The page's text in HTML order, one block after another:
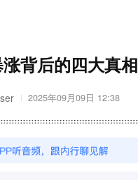
背后的四大真相
2025年09月09日 12:38